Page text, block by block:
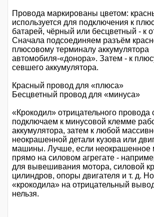
Провода маркированы цветом:
используется для подключения к
батарей, чёрный или бесцветный - к
Сначала подсоединяем разъём
плюсовому терминалу аккумулятора
автомобиля-«донора». Затем - к
севшего аккумулятора.
Красный провод для «плюса»
Бесцветный провод для «минуса»
«Крокодил» отрицательного провода
подключаем к минусовой клемме
аккумулятора, затем к любой
неокрашенной детали кузова или
машины. Лучше, если неокрашенное
прямо на силовом агрегате -
для вывешивания мотора, силовой
цилиндров, опоры двигателя и т. д.
«крокодила» на отрицательный
нельзя.